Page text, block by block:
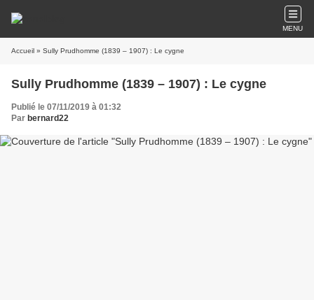
MENU
Accueil » Sully Prudhomme (1839 – 1907) : Le cygne
Sully Prudhomme (1839 – 1907) : Le cygne
Publié le 07/11/2019 à 01:32
Par bernard22